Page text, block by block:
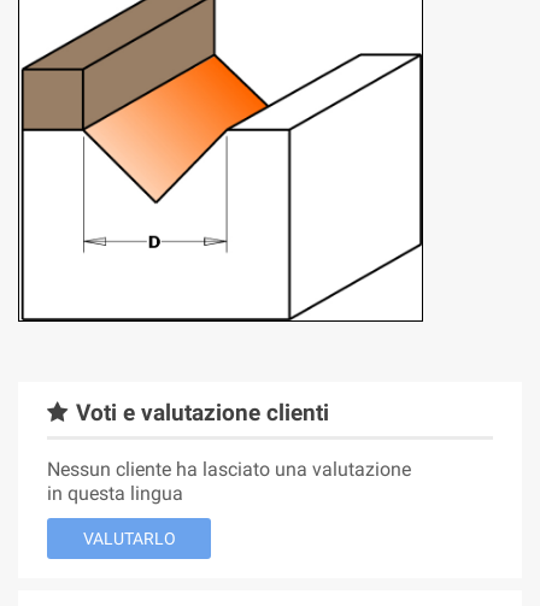
Voti e valutazione clienti
Nessun cliente ha lasciato una valutazione
in questa lingua
VALUTARLO